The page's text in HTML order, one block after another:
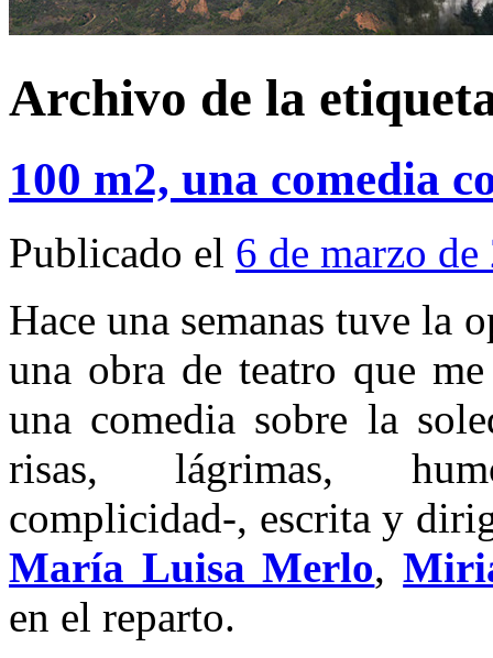
Archivo de la
100 m2, una comedia
Publicado el 6 de marzo de
Hace una semanas tuve la
una obra de teatro que
una comedia sobre la
risas, lágrimas,
complicidad-, escrita y
María Luisa Merlo,
en el reparto.